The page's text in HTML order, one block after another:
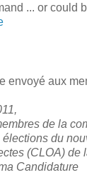
... or could
envoyé aux
de la
élections du
(CLOA) de
Candidature